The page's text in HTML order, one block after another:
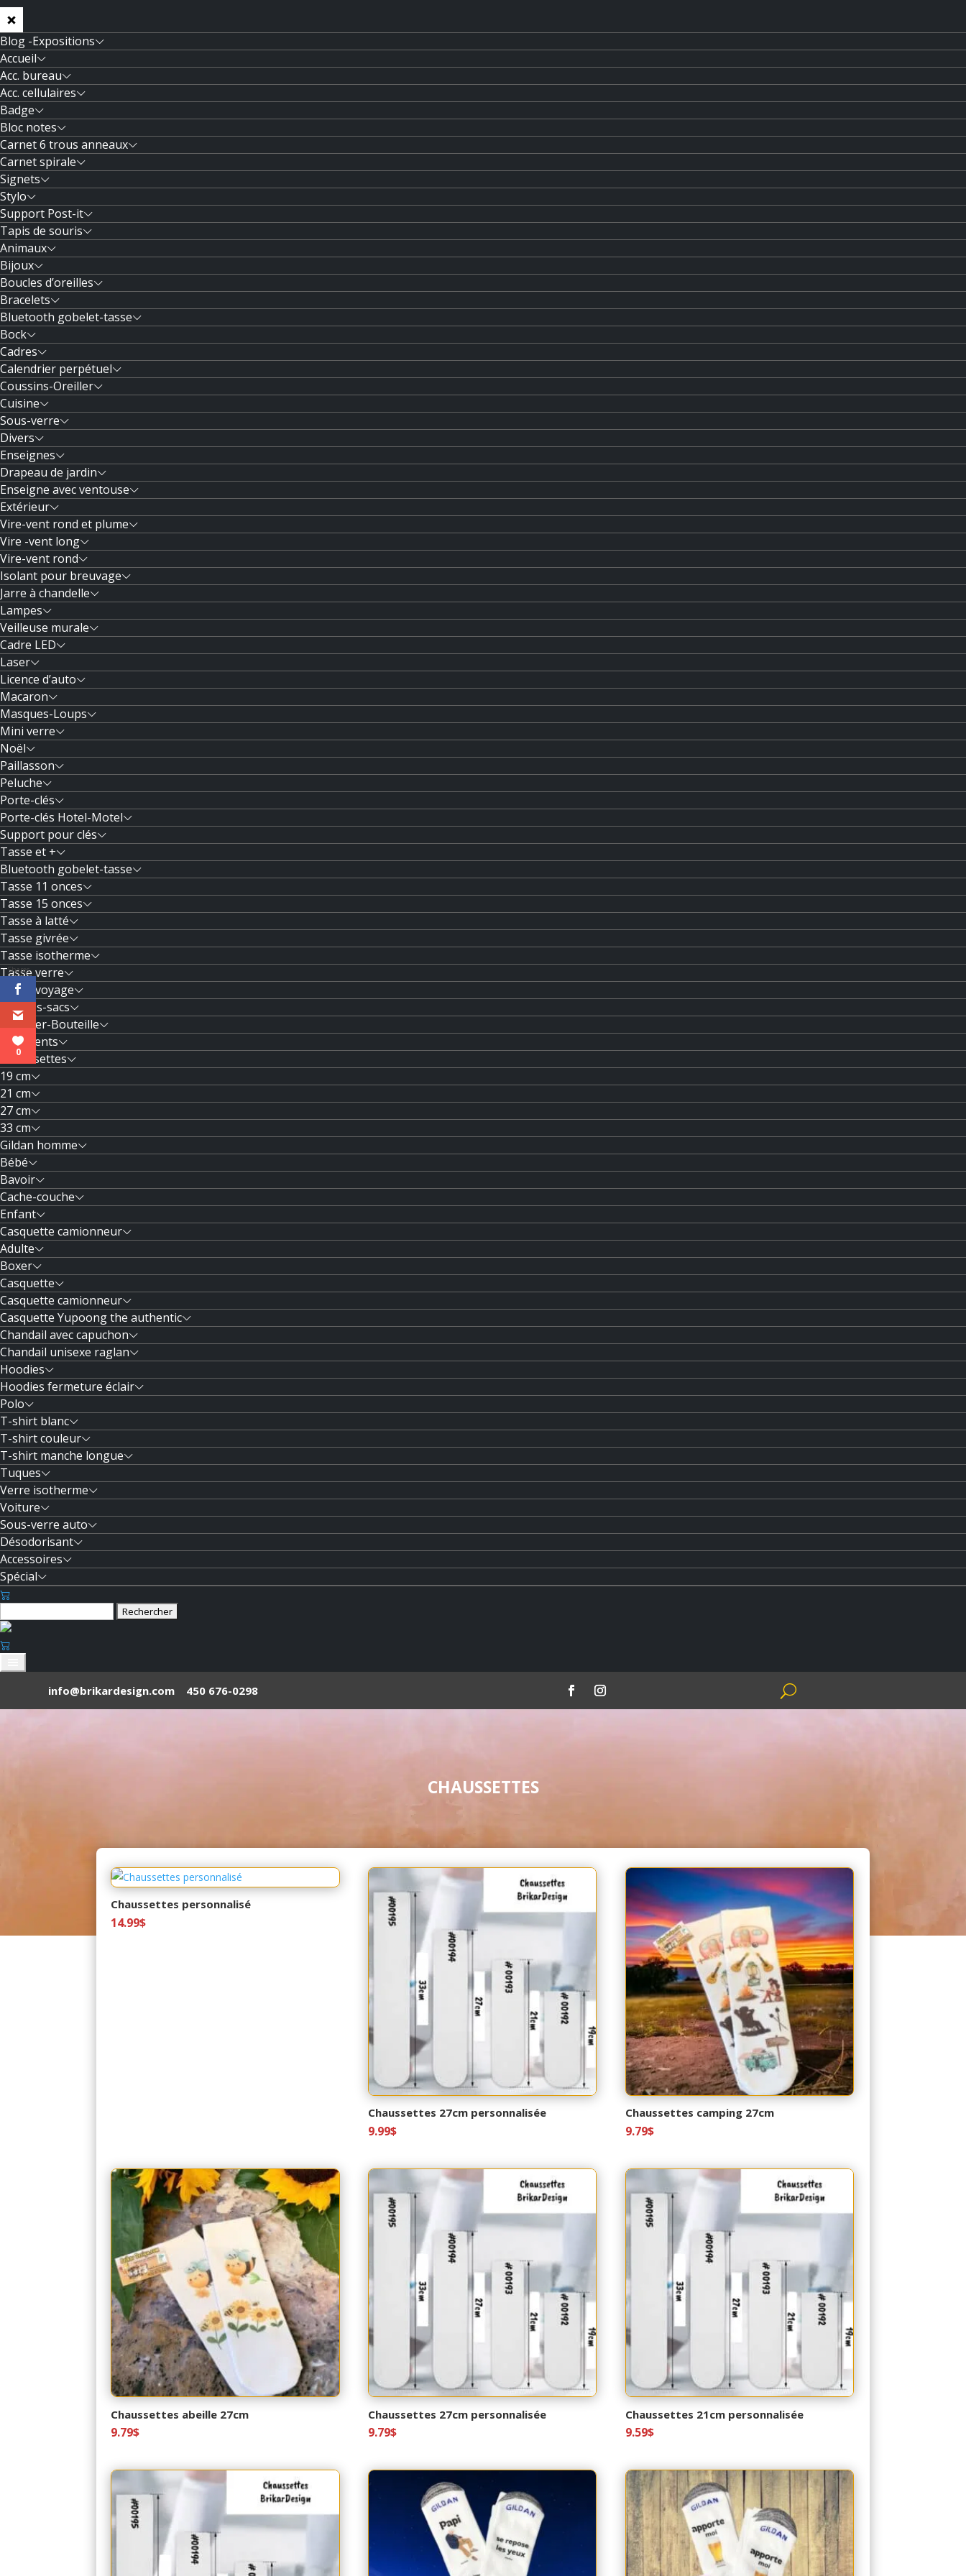
Blog -Expositions
Accueil
Acc. bureau
Acc. cellulaires
Badge
Bloc notes
Carnet 6 trous anneaux
Carnet spirale
Signets
Stylo
Support Post-it
Tapis de souris
Animaux
Bijoux
Boucles d’oreilles
Bracelets
Bluetooth gobelet-tasse
Bock
Cadres
Calendrier perpétuel
Coussins-Oreiller
Cuisine
Sous-verre
Divers
Enseignes
Drapeau de jardin
Enseigne avec ventouse
Extérieur
Vire-vent rond et plume
Vire -vent long
Vire-vent rond
Isolant pour breuvage
Jarre à chandelle
Lampes
Veilleuse murale
Cadre LED
Laser
Licence d’auto
Macaron
Masques-Loups
Mini verre
Noël
Paillasson
Peluche
Porte-clés
Porte-clés Hotel-Motel
Support pour clés
Tasse et +
Bluetooth gobelet-tasse
Tasse 11 onces
Tasse 15 onces
Tasse à latté
Tasse givrée
Tasse isotherme
Tasse verre
Tasse voyage
Textiles-sacs
Tumbler-Bouteille
Vêtements
Chaussettes
19 cm
21 cm
27 cm
33 cm
Gildan homme
Bébé
Bavoir
Cache-couche
Enfant
Casquette camionneur
Adulte
Boxer
Casquette
Casquette camionneur
Casquette Yupoong the authentic
Chandail avec capuchon
Chandail unisexe raglan
Hoodies
Hoodies fermeture éclair
Polo
T-shirt blanc
T-shirt couleur
T-shirt manche longue
Tuques
Verre isotherme
Voiture
Sous-verre auto
Désodorisant
Accessoires
Spécial
info@brikardesign.com 450 676-0298
CHAUSSETTES
Chaussettes personnalisé
14.99$
Chaussettes 27cm personnalisée
9.99$
Chaussettes camping 27cm
9.79$
Chaussettes abeille 27cm
9.79$
Chaussettes 27cm personnalisée
9.79$
Chaussettes 21cm personnalisée
9.59$
Shares
0